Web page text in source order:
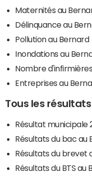
Maternités au
Délinquance au
Pollution au Bernard
Inondations au
Nombre
Entreprises au
Tous les
Résultat municipale
Résultats du bac au
Résultats du brevet
Résultats du BTS au